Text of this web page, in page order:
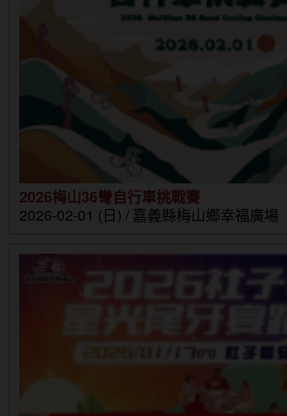
2026梅山36彎自行車挑戰賽
2026-02-01 (日) / 嘉義縣梅山鄉幸福廣場